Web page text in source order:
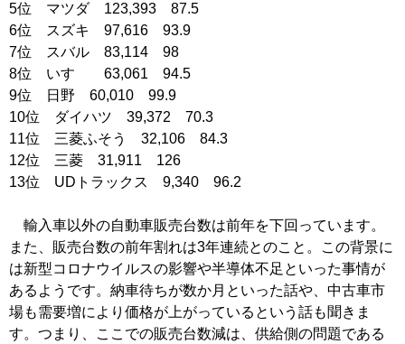
5位 マツダ 123,393 87.5
6位 スズキ 97,616 93.9
7位 スバル 83,114 98
8位 いすゞ 63,061 94.5
9位 日野 60,010 99.9
10位 ダイハツ 39,372 70.3
11位 三菱ふそう 32,106 84.3
12位 三菱 31,911 126
13位 UDトラックス 9,340 96.2
輸入車以外の自動車販売台数は前年を下回っています。
また、販売台数の前年割れは3年連続とのこと。この背景に
は新型コロナウイルスの影響や半導体不足といった事情が
あるようです。納車待ちが数か月といった話や、中古車市
場も需要増により価格が上がっているという話も聞きま
す。つまり、ここでの販売台数減は、供給側の問題である